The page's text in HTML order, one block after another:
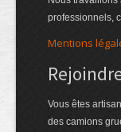
professionnels,
Mentions
Vous êtes
des camions